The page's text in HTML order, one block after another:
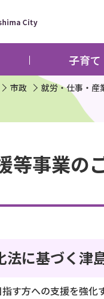
子育
市政 就労・仕事・産
等事業の
法に基づく津
す方への支援を強